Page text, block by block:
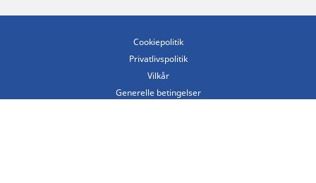
Cookiepolitik
Privatlivspolitik
Vilkår
Generelle betingelser